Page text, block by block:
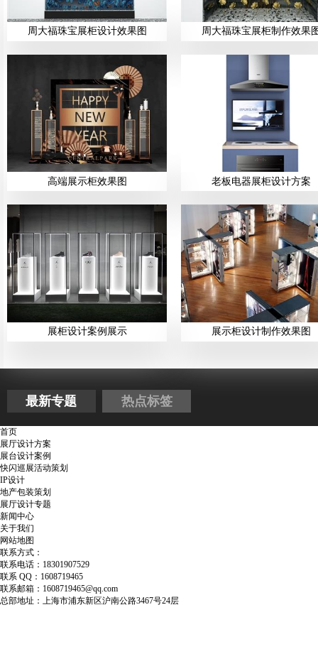
周大福珠宝展柜设计效果图 周大福珠宝展柜制作效果
高端展示柜效果图 老板电器展柜设计方案
展柜设计案例展示 展示柜设计制作效果图
最新专题 热点标签
首页
展厅设计方案
展台设计案例
快闪巡展活动策划
IP设计
地产包装策划
展厅设计专题
新闻中心
关于我们
网站地图
联系方式：
联系电话：18301907529
联系 QQ：1608719465
联系邮箱：1608719465@qq.com
总部地址：上海市浦东新区沪南公路3467号24层